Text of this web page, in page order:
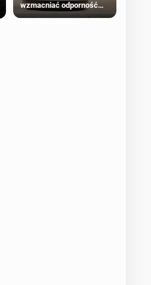
wzmacniać odporność
przeciw nowotworom